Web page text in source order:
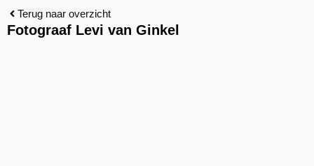
Terug naar overzicht
Fotograaf Levi van Ginkel